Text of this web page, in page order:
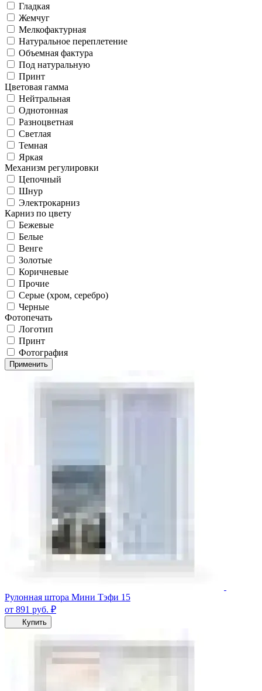
Гладкая
Жемчуг
Мелкофактурная
Натуральное переплетение
Объемная фактура
Под натуральную
Принт
Цветовая гамма
Нейтральная
Однотонная
Разноцветная
Светлая
Темная
Яркая
Механизм регулировки
Цепочный
Шнур
Электрокарниз
Карниз по цвету
Бежевые
Белые
Венге
Золотые
Коричневые
Прочие
Серые (хром, серебро)
Черные
Фотопечать
Логотип
Принт
Фотография
Применить
Рулонная штора Мини Тэфи 15
от 891 руб. ₽
Купить